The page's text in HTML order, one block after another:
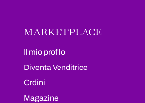
MARKETPLACE
Il mio profilo
Diventa Venditrice
Ordini
Magazine